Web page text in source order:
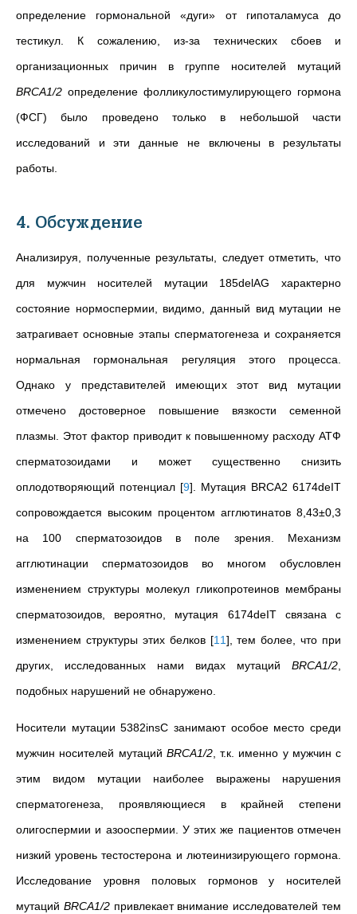
определение гормональной «дуги» от гипоталамуса до
тестикул. К сожалению, из-за технических сбоев и
организационных причин в группе носителей мутаций
BRCA1/2 определение фолликулостимулирующего гормона
(ФСГ) было проведено только в небольшой части
исследований и эти данные не включены в результаты
работы.
4. Обсуждение
Анализируя, полученные результаты, следует отметить, что
для мужчин носителей мутации 185delAG характерно
состояние нормоспермии, видимо, данный вид мутации не
затрагивает основные этапы сперматогенеза и сохраняется
нормальная гормональная регуляция этого процесса.
Однако у представителей имеющих этот вид мутации
отмечено достоверное повышение вязкости семенной
плазмы. Этот фактор приводит к повышенному расходу АТФ
сперматозоидами и может существенно снизить
оплодотворяющий потенциал [9] Мутация BRCA2 6174deIT
сопровождается высоким процентом агглютинатов 8,43±0,3
на 100 сперматозоидов в поле зрения. Механизм
агглютинации сперматозоидов во многом обусловлен
изменением структуры молекул гликопротеинов мембраны
сперматозоидов, вероятно, мутация 6174deIT связана с
изменением структуры этих белков [11] , тем более, что при
других, исследованных нами видах мутаций BRCA1/2
подобных нарушений не обнаружено.
Носители мутации 5382insC занимают особое место среди
мужчин носителей мутаций BRCA1/2, т.к. именно у мужчин с
этим видом мутации наиболее выражены нарушения
сперматогенеза, проявляющиеся в крайней степени
олигоспермии и азооспермии. У этих же пациентов отмечен
низкий уровень тестостерона и лютеинизирующего гормона.
Исследование уровня половых гормонов у носителей
мутаций BRCA1/2привлекает внимание исследователей тем